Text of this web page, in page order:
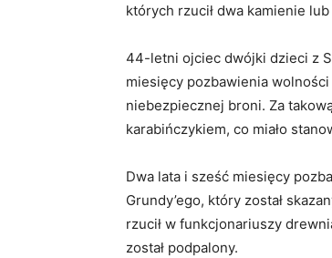
których rzucił dwa kamienie lub
44-letni ojciec dwójki dzieci z
miesięcy pozbawienia
niebezpiecznej broni. Za
karabińczykiem, co miało
Dwa lata i sześć miesięcy
Grundy’ego, który został
rzucił w funkcjonariuszy
został podpalony.